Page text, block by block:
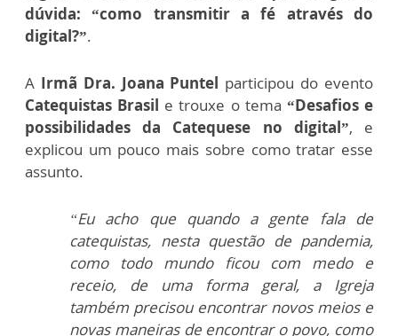
dúvida: “como transmitir a fé através do
digital?”.
A Irmã Dra. Joana Puntel participou do evento
Catequistas Brasil e trouxe o tema “Desafios e
possibilidades da Catequese no digital”, e
explicou um pouco mais sobre como tratar esse
assunto.
“Eu acho que quando a gente fala de
catequistas, nesta questão de pandemia,
como todo mundo ficou com medo e
receio, de uma forma geral, a Igreja
também precisou encontrar novos meios e
novas maneiras de encontrar o povo, como